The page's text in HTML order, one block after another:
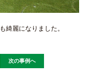
綺麗になりました。
次の事例へ